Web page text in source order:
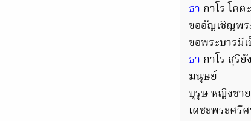
ธา กาโร โคต
ขออัญเชิญพร
ขอพระบารมี
ธา กาโร สุริยั
มนุษย์
บุรุษ หญิงชา
เดชะพระศรี